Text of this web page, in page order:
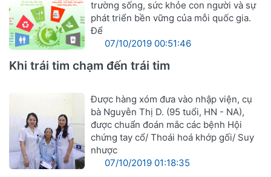
trường sống, sức khỏe con người và sự
phát triển bền vững của mỗi quốc gia.
Để
07/10/2019 00:51:46
Khi trái tim chạm đến trái tim
Được hàng xóm đưa vào nhập viện, cụ
bà Nguyễn Thị D. (95 tuổi, HN - NA),
được chuẩn đoán mắc các bệnh Hội
chứng tay cổ/ Thoái hoá khớp gối/ Suy
nhược
07/10/2019 01:18:35